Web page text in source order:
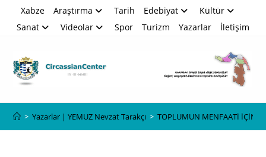
Xabze Araştırma Tarih Edebiyat
Kültür
Sanat
Videolar Spor Turizm Yazarlar İletişim
> Yazarlar | YEMUZ Nevzat Tarakçı > TOPLUMUN MENFAATİ İÇİN